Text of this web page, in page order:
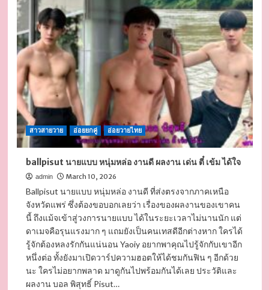
Peerawat
หนุ่ม
หล่อ
หน้า
ใส
ฟีล
เกาหลี
เท
สดี
ผล
ถ่าย
แบบ
ซะ
ไม่มี
สาวสายวาย อ่อยยกคู่ อ่อยวายไทย
ballpisut นายแบบ หนุ่มหล่อ งานดี ผลงาน เด่น ตี๋ เข้ม ได้ใจ
admin March 10, 2026
Ballpisut นายแบบ หนุ่มหล่อ งานดี ที่ส่งตรงจากภาคเหนือ
จังหวัดแพร่ ซึ่งต้องขอบอกเลยว่า เรื่องของผลงานของเขาคน
นี้ ถึงแม้จเข้าสู่วงการนายแบบ ได้ในระยะเวลาไม่นานนัก แต่
ดาเมจคือรุนแรงมาก ๆ แถมยังเป็นคนเทสดีอีกต่างหาก ใครได้
รู้จักต้องหลงรักกันแน่นอน Yaoiy อยากพาคุณไปรู้จักกับเขาอีก
หนึ่งต่อ ทั้งยังมาเปิดวาร์ปความฮอตให้ได้ชมกันฟิน ๆ อีกด้วย
นะ ใครไม่อยากพลาด มาดูกันไปพร้อมกันได้เลย ประวัติและ
ผลงาน บอล พิสุทธิ์ Pisut…